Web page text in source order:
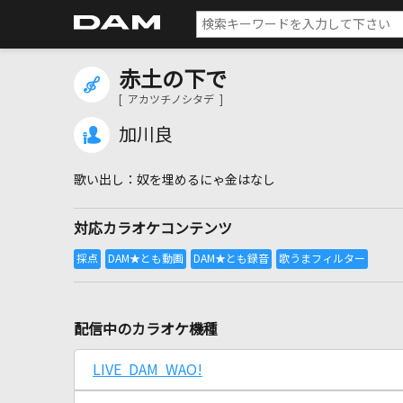
赤土の下で
[ アカツチノシタデ ]
加川良
奴を埋めるにゃ金はなし
対応カラオケコンテンツ
配信中のカラオケ機種
LIVE DAM WAO!